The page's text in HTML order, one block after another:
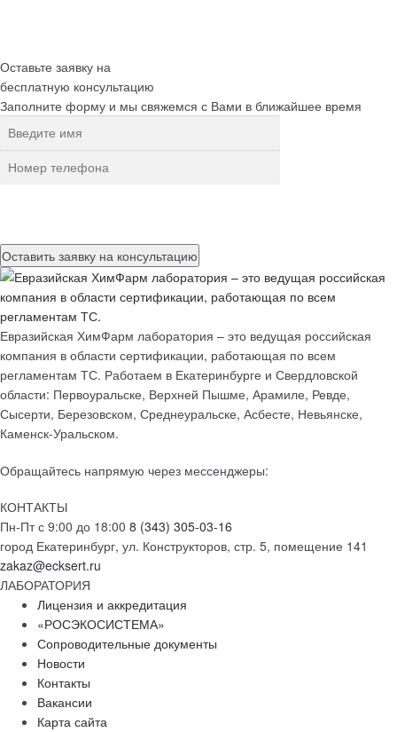
Оставьте заявку на
бесплатную консультацию
Заполните форму и мы свяжемся с Вами в ближайшее время
Евразийская ХимФарм лаборатория – это ведущая российская
компания в области сертификации, работающая по всем
регламентам ТС. Работаем в Екатеринбурге и Свердловской
области: Первоуральске, Верхней Пышме, Арамиле, Ревде,
Сысерти, Березовском, Среднеуральске, Асбесте, Невьянске,
Каменск-Уральском.
Обращайтесь напрямую через мессенджеры:
КОНТАКТЫ
Пн-Пт с 9:00 до 18:00 8 (343) 305-03-16
город Екатеринбург, ул. Конструкторов, стр. 5, помещение 141
zakaz@ecksert.ru
ЛАБОРАТОРИЯ
Лицензия и аккредитация
«РОСЭКОСИСТЕМА»
Сопроводительные документы
Новости
Контакты
Вакансии
Карта сайта